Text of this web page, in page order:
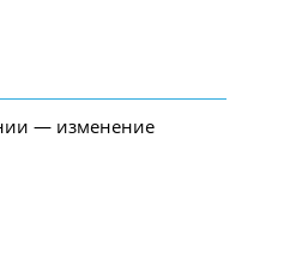
— изменение